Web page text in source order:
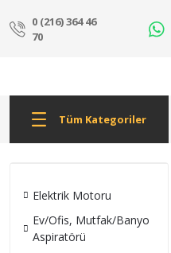
0 (216) 364 46
70
Tüm Kategoriler
Elektrik Motoru
Ev/Ofis, Mutfak/Banyo
Aspiratörü